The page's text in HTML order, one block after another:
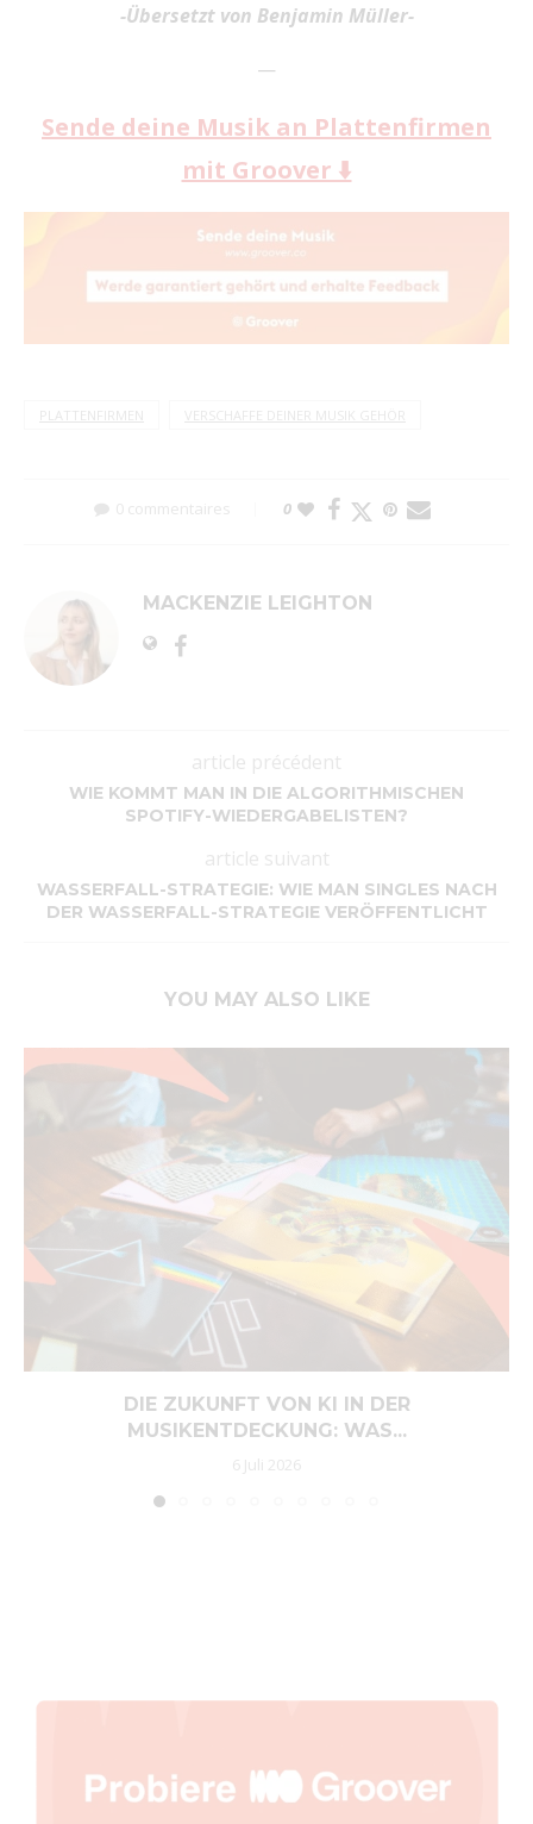
-Übersetzt von Benjamin Müller-
—
Sende deine Musik an Plattenfirmen
mit Groover ⬇️
PLATTENFIRMEN VERSCHAFFE DEINER MUSIK GEHÖR
0 commentaires 0
MACKENZIE LEIGHTON
article précédent
WIE KOMMT MAN IN DIE ALGORITHMISCHEN
SPOTIFY-WIEDERGABELISTEN?
article suivant
WASSERFALL-STRATEGIE: WIE MAN SINGLES NACH
DER WASSERFALL-STRATEGIE VERÖFFENTLICHT
YOU MAY ALSO LIKE
DIE ZUKUNFT VON KI IN DER
MUSIKENTDECKUNG: WAS...
6 Juli 2026